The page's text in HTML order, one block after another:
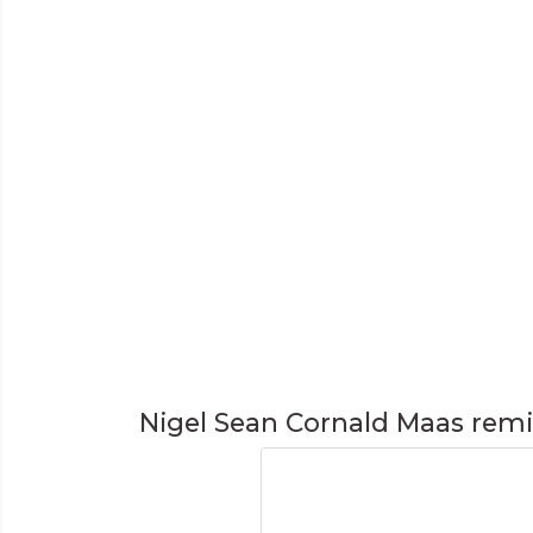
Nigel Sean Cornald Maas